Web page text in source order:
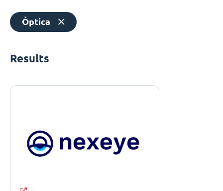
Óptica
Results